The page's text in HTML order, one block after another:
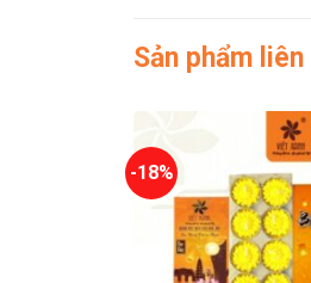
Sản phẩm liên
-18%